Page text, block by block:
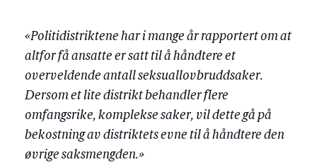
«Politidistriktene har i mange år rapportert om at
altfor få ansatte er satt til å håndtere et
overveldende antall seksuallovbruddsaker.
Dersom et lite distrikt behandler flere
omfangsrike, komplekse saker, vil dette gå på
bekostning av distriktets evne til å håndtere den
øvrige saksmengden.»